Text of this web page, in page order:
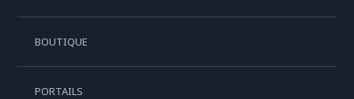
BOUTIQUE
PORTAILS